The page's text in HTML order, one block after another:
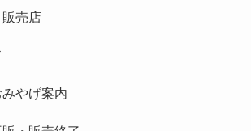
売店
やげ案内